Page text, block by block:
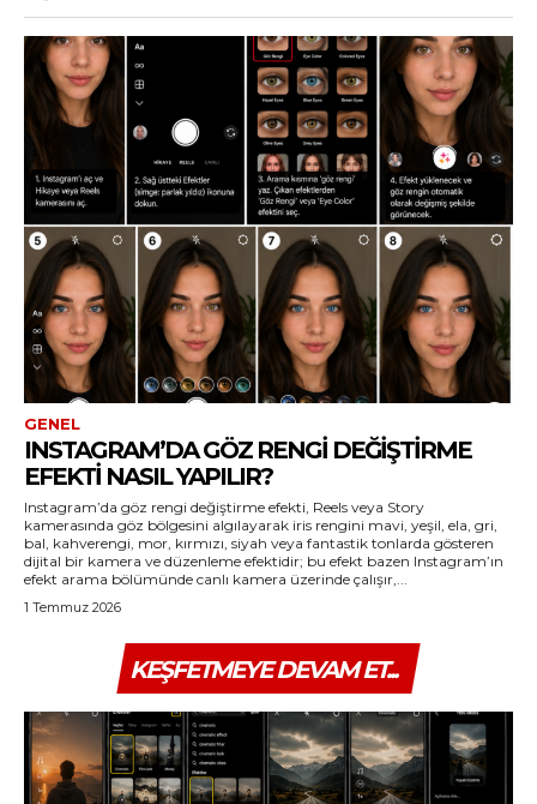
GENEL
INSTAGRAM’DA GÖZ RENGI DEĞIŞTIRME
EFEKTI NASIL YAPILIR?
Instagram’da göz rengi değiştirme efekti, Reels veya Story
kamerasında göz bölgesini algılayarak iris rengini mavi, yeşil, ela, gri,
bal, kahverengi, mor, kırmızı, siyah veya fantastik tonlarda gösteren
dijital bir kamera ve düzenleme efektidir; bu efekt bazen Instagram’ın
efekt arama bölümünde canlı kamera üzerinde çalışır,...
1 Temmuz 2026
KEŞFETMEYE DEVAM ET...